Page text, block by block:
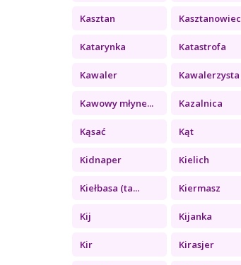
Kasztan Kasztanowiec
Katarynka Katastrofa
Kawaler Kawalerzysta
Kawowy młyne... Kazalnica
Kąsać Kąt
Kidnaper Kielich
Kiełbasa (ta... Kiermasz
Kij Kijanka
Kir Kirasjer